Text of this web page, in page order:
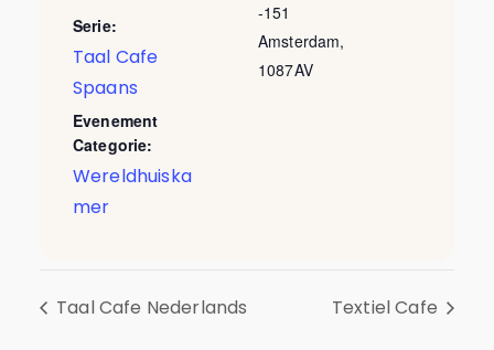
Serie:
Taal Cafe
Spaans
Evenement
Categorie:
Wereldhuiska
mer
-151
Amsterdam,
1087AV
Taal Cafe Nederlands Textiel Cafe